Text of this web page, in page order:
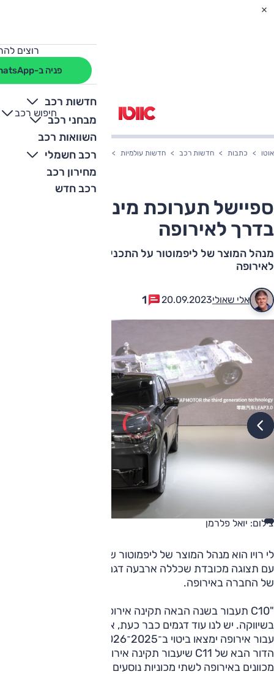
רוצים
פניה ב-WhatsApp
חדשות רכב
מבחני רכב
השוואות רכב
רכב חשמלי
מחירון רכב
רכב חדש
חיפוש רכב
+
-
אוטו כתבות חדשות רכב חדשות עולמיות ספיישל תערוכת מינכן: ליפמוטור
ספיישל תערוכת מינכן: ליפמוטור
בדרך לאירופה
מנהל המוצר של ליפמוטור על התכניות והאתגרים בכניסה
לאירופה
אלי שאולי20.09.2023
1
צילום: יואל פלרמן
לי רויו הוא מנהל המוצר של ליפמוטור שהתייצבה בתערוכת מינכן
עם תצוגה מכובדת שכללה ארבעה דגמים, והוא מדבר על דרכה
של החברה באירופה.
"C10 תעבור בשנה הבאה תקינה אירופאית מלאה ואז נתחיל
בשיווקה. יש לנו עוד דגמים כבר כעת, אבל החידושים הבאים
הדור הבא של C11 שיעבור תקינה אירופאית מלאה. אנחנו